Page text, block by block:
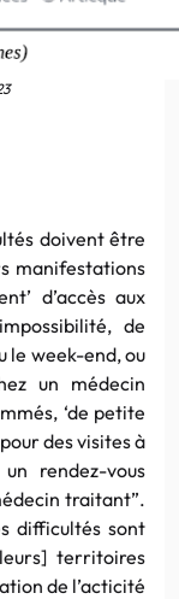
doivent être
manifestations
d’accès aux
de
le week-end, ou
un médecin
‘de petite
des visites à
rendez-vous
traitant”.
difficultés sont
territoires
de l’acticité